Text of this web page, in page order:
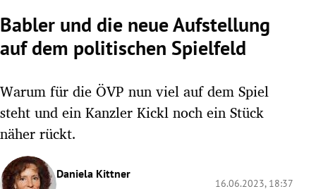
Untermenü
Untermenü
Untermenü
Untermenü
Untermenü
Babler und die neue Aufstellung
auf dem politischen Spielfeld
Warum für die ÖVP nun viel auf dem Spiel
steht und ein Kanzler Kickl noch ein Stück
näher rückt.
Daniela Kittner
16.06.2023, 18:37